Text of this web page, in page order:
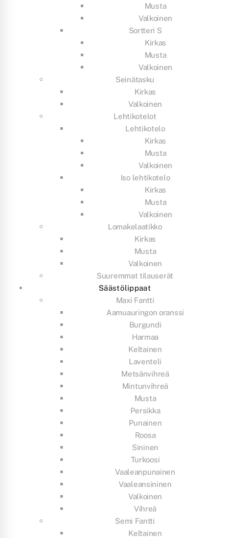
Musta
Valkoinen
Sortteri S
Kirkas
Musta
Valkoinen
Seinätasku
Kirkas
Valkoinen
Lehtikotelot
Lehtikotelo
Kirkas
Musta
Valkoinen
Iso lehtikotelo
Kirkas
Musta
Valkoinen
Lomakelaatikko
Kirkas
Musta
Valkoinen
Suuremmat tilauserät
Säästölippaat
Maxi Fantti
Aamuauringon oranssi
Burgundi
Harmaa
Keltainen
Laventeli
Metsänvihreä
Mintunvihreä
Musta
Persikka
Punainen
Roosa
Sininen
Turkoosi
Vaaleanpunainen
Vaaleansininen
Valkoinen
Vihreä
Semi Fantti
Keltainen